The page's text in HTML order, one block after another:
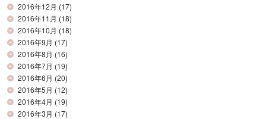
2016年12月 (17)
2016年11月 (18)
2016年10月 (18)
2016年9月 (17)
2016年8月 (16)
2016年7月 (19)
2016年6月 (20)
2016年5月 (12)
2016年4月 (19)
2016年3月 (17)